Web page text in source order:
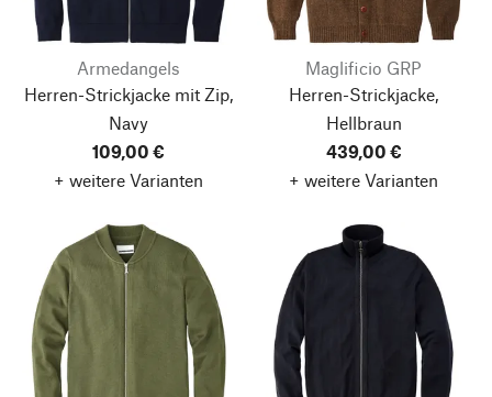
Armedangels
Herren-Strickjacke mit Zip,
Navy
109,00 €
+ weitere Varianten
Maglificio GRP
Herren-Strickjacke,
Hellbraun
439,00 €
+ weitere Varianten